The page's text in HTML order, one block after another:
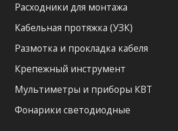
Расходники для монтажа
Кабельная протяжка (УЗК)
Размотка и прокладка кабеля
Крепежный инструмент
Мультиметры и приборы КВТ
Фонарики светодиодные